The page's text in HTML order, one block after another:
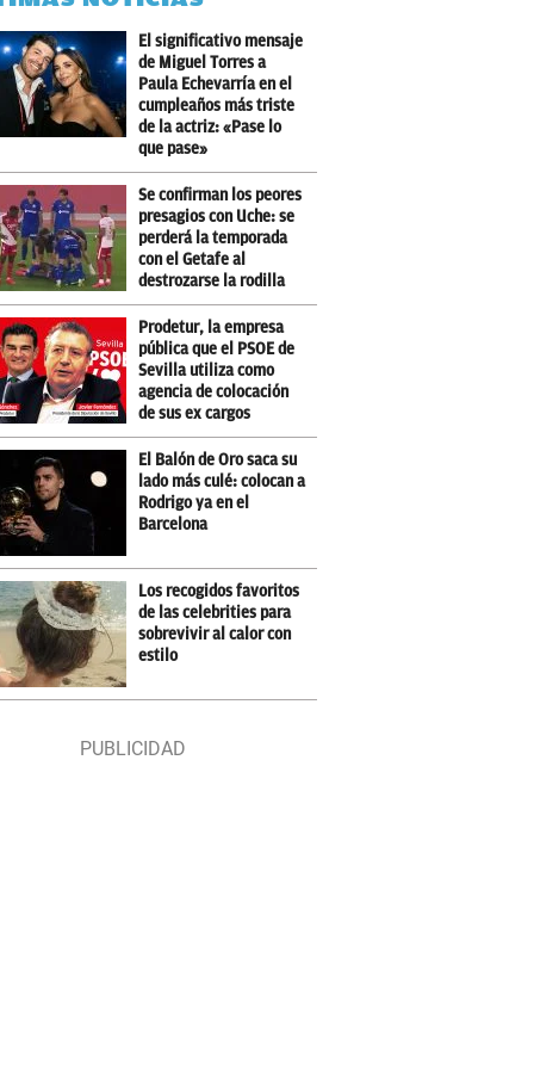
El significativo mensaje
de Miguel Torres a
Paula Echevarría en el
cumpleaños más triste
de la actriz: «Pase lo
que pase»
Se confirman los peores
presagios con Uche: se
perderá la temporada
con el Getafe al
destrozarse la rodilla
Prodetur, la empresa
pública que el PSOE de
Sevilla utiliza como
agencia de colocación
de sus ex cargos
El Balón de Oro saca su
lado más culé: colocan a
Rodrigo ya en el
Barcelona
Los recogidos favoritos
de las celebrities para
sobrevivir al calor con
estilo